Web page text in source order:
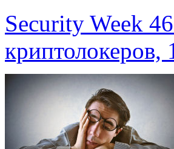
Security Week
криптолокеров,